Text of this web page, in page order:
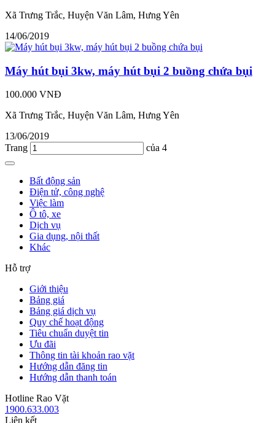
Xã Trưng Trắc, Huyện Văn Lâm, Hưng Yên
14/06/2019
Máy hút bụi 3kw, máy hút bụi 2 buồng chứa bụi
100.000 VNĐ
Xã Trưng Trắc, Huyện Văn Lâm, Hưng Yên
13/06/2019
Trang
của 4
Bất động sản
Điện tử, công nghệ
Việc làm
Ô tô, xe
Dịch vụ
Gia dụng, nội thất
Khác
Hỗ trợ
Giới thiệu
Bảng giá
Bảng giá dịch vụ
Quy chế hoạt động
Tiêu chuẩn duyệt tin
Ưu đãi
Thông tin tài khoản rao vặt
Hướng dẫn đăng tin
Hướng dẫn thanh toán
Hotline Rao Vặt
1900.633.003
Liên kết